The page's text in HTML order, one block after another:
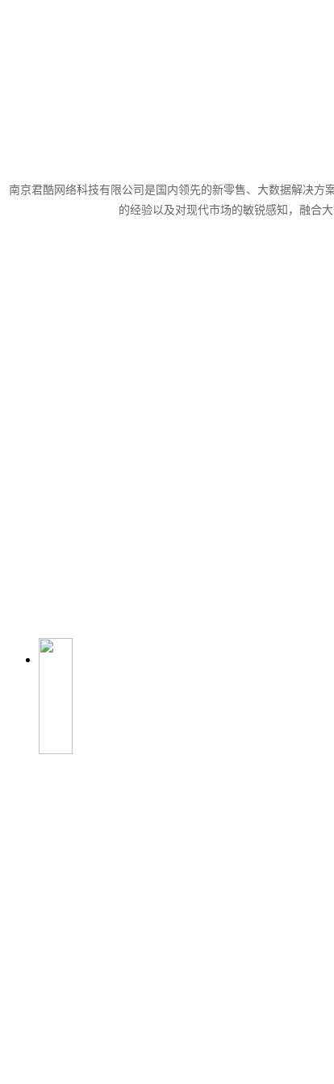
南京君酷网络科技有限公司是国内领先的新零售、大数据解决方
的经验以及对现代市场的敏锐感知，融合